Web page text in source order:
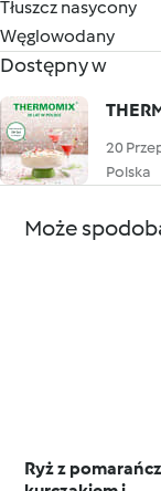
Tłuszcz nasycony
Węglowodany
Dostępny w
20
Polska
Może
Ryż z